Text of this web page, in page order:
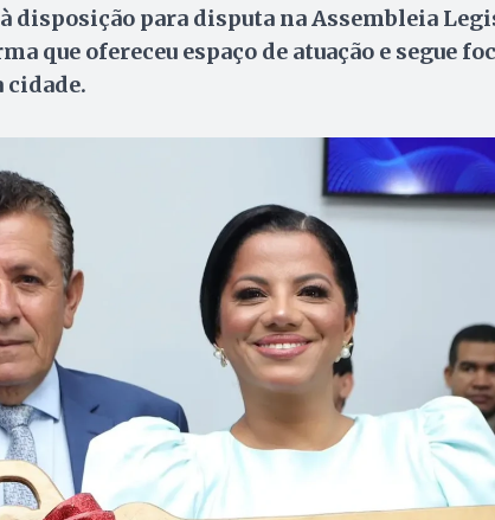
disposição para disputa na Assembleia
que ofereceu espaço de atuação e segue
cidade.